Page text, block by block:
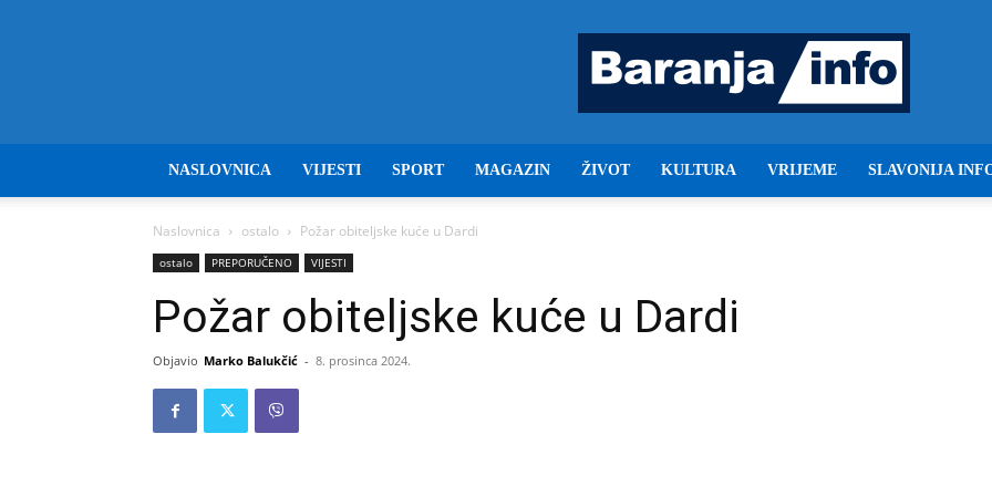
NASLOVNICA VIJESTI SPORT MAGAZIN ŽIVOT KULTURA VRIJEME SLAVONIJA
Naslovnica ostalo Požar obiteljske kuće u Dardi
ostalo PREPORUČENO VIJESTI
Požar obiteljske kuće u Dardi
Objavio Marko Balukčić - 8. prosinca 2024.